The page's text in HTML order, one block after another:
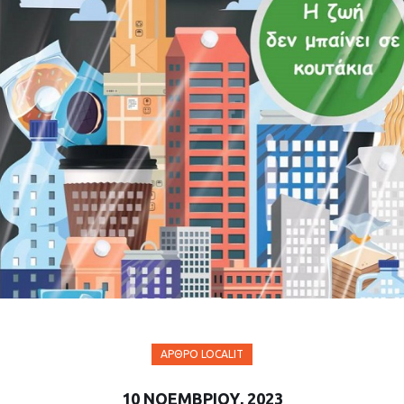
ΆΡΘΡΟ LOCALIT
10 ΝΟΕΜΒΡΊΟΥ, 2023